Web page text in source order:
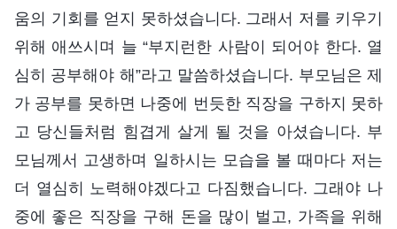
움의 기회를 얻지 못하셨습니다. 그래서 저를 키우기
위해 애쓰시며 늘 “부지런한 사람이 되어야 한다. 열
심히 공부해야 해”라고 말씀하셨습니다. 부모님은 제
가 공부를 못하면 나중에 번듯한 직장을 구하지 못하
고 당신들처럼 힘겹게 살게 될 것을 아셨습니다. 부
모님께서 고생하며 일하시는 모습을 볼 때마다 저는
더 열심히 노력해야겠다고 다짐했습니다. 그래야 나
중에 좋은 직장을 구해 돈을 많이 벌고, 가족을 위해